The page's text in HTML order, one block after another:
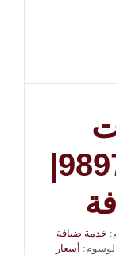
الكويت |98970040|
خدمة ضيافة
الوسوم: أسعار